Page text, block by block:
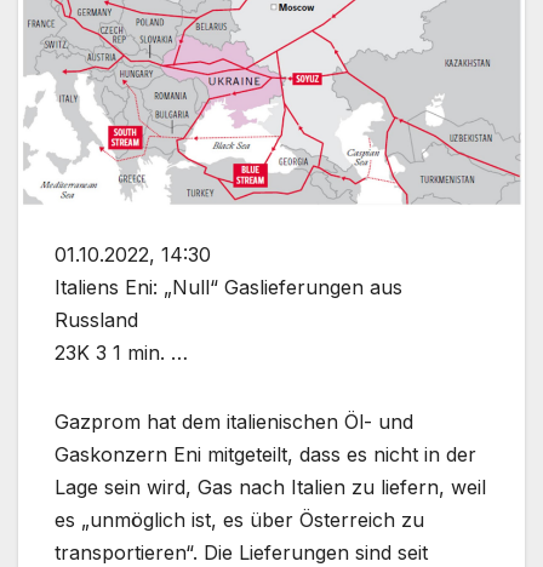
01.10.2022, 14:30
Italiens Eni: „Null“ Gaslieferungen aus
Russland
23K 3 1 min. …
Gazprom hat dem italienischen Öl- und
Gaskonzern Eni mitgeteilt, dass es nicht in der
Lage sein wird, Gas nach Italien zu liefern, weil
es „unmöglich ist, es über Österreich zu
transportieren“. Die Lieferungen sind seit